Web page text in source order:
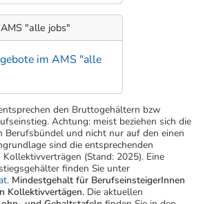
"alle jobs"
im AMS "alle
den Bruttogehältern bzw
Achtung: meist beziehen sich die
Berufsbündel und nicht nur auf den einen
sind die entsprechenden
(Stand: 2025). Eine
finden Sie unter
. Mindestgehalt für BerufseinsteigerInnen
Kollektivvertägen. Die aktuellen